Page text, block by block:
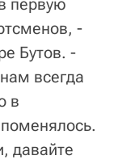
первую
-
Бутов. -
всегда
в
давайте